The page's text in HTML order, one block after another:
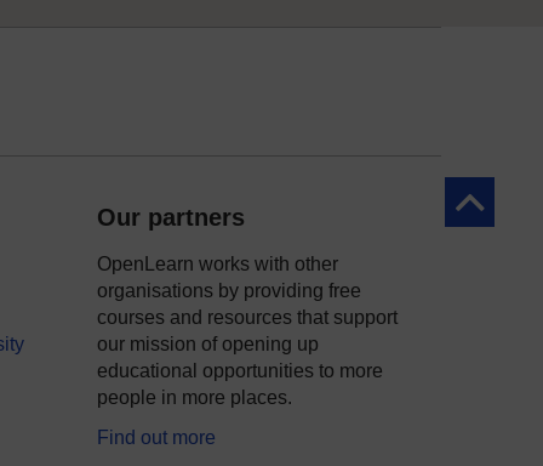
Yn ôl at y
Our partners
OpenLearn works with other
organisations by providing free
courses and resources that support
our mission of opening up
educational opportunities to more
people in more places.
Find out more